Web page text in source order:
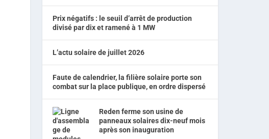
Prix négatifs : le seuil d’arrêt de production
divisé par dix et ramené à 1 MW
L’actu solaire de juillet 2026
Faute de calendrier, la filière solaire porte son
combat sur la place publique, en ordre dispersé
Reden ferme son usine de
panneaux solaires dix-neuf mois
après son inauguration